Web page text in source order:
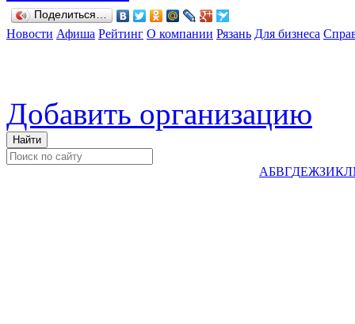
Поделиться…
Новости Афиша Рейтинг О компании Рязань Для бизнеса
Добавить организацию
АБВГДЕЖЗИКЛ